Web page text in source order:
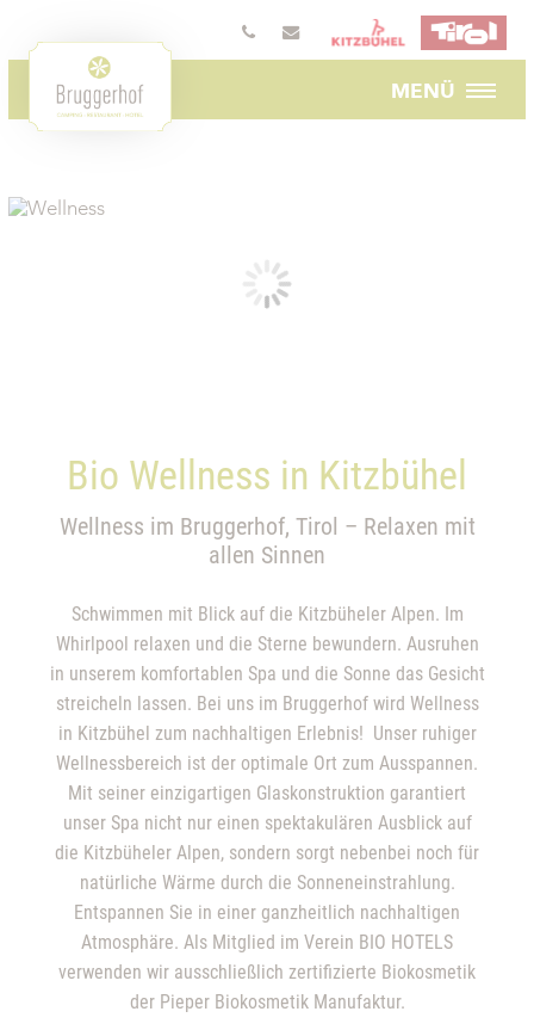
MENÜ
Bio Wellness in Kitzbühel
Wellness im Bruggerhof, Tirol – Relaxen mit
allen Sinnen
Schwimmen mit Blick auf die Kitzbüheler Alpen. Im
Whirlpool relaxen und die Sterne bewundern. Ausruhen
in unserem komfortablen Spa und die Sonne das Gesicht
streicheln lassen. Bei uns im Bruggerhof wird Wellness
in Kitzbühel zum nachhaltigen Erlebnis! Unser ruhiger
Wellnessbereich ist der optimale Ort zum Ausspannen.
Mit seiner einzigartigen Glaskonstruktion garantiert
unser Spa nicht nur einen spektakulären Ausblick auf
die Kitzbüheler Alpen, sondern sorgt nebenbei noch für
natürliche Wärme durch die Sonneneinstrahlung.
Entspannen Sie in einer ganzheitlich nachhaltigen
Atmosphäre. Als Mitglied im Verein BIO HOTELS
verwenden wir ausschließlich zertifizierte Biokosmetik
der Pieper Biokosmetik Manufaktur.